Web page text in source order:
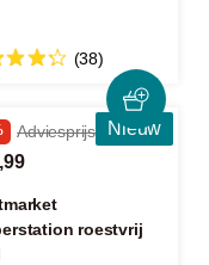
(38)
Nieuw
Adviesprijs € 23,99
roestvrij